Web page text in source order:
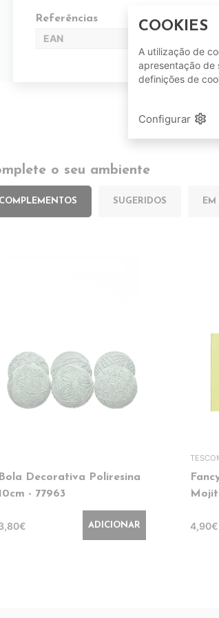
Referências
EAN
o seu ambiente
COMPLEMENTOS SUGERIDOS
Bola Decorativa Poliresina
- 77963
ADICIONAR 4,90€
COOKIES
A utilização de
apresentação de
definições de
Configurar settings